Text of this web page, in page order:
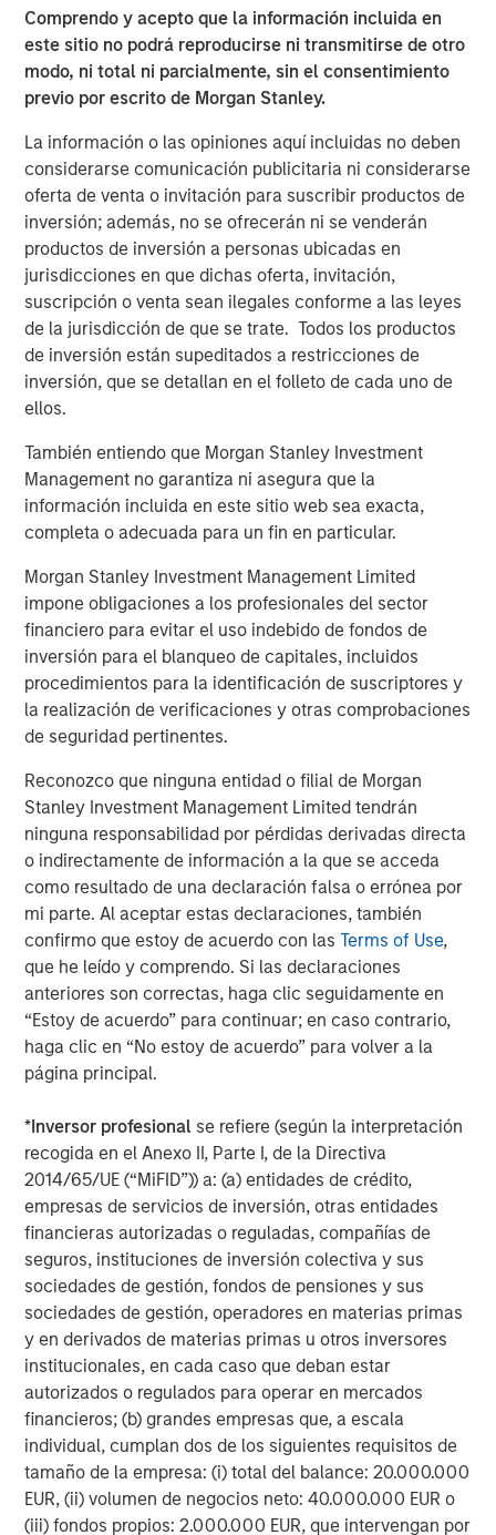
Comprendo y acepto que la información incluida en
este sitio no podrá reproducirse ni transmitirse de otro
modo, ni total ni parcialmente, sin el consentimiento
previo por escrito de Morgan Stanley.
La información o las opiniones aquí incluidas no deben
considerarse comunicación publicitaria ni considerarse
oferta de venta o invitación para suscribir productos de
inversión; además, no se ofrecerán ni se venderán
productos de inversión a personas ubicadas en
jurisdicciones en que dichas oferta, invitación,
suscripción o venta sean ilegales conforme a las leyes
de la jurisdicción de que se trate. Todos los productos
de inversión están supeditados a restricciones de
inversión, que se detallan en el folleto de cada uno de
ellos.
También entiendo que Morgan Stanley Investment
Management no garantiza ni asegura que la
información incluida en este sitio web sea exacta,
completa o adecuada para un fin en particular.
Morgan Stanley Investment Management Limited
impone obligaciones a los profesionales del sector
financiero para evitar el uso indebido de fondos de
inversión para el blanqueo de capitales, incluidos
procedimientos para la identificación de suscriptores y
la realización de verificaciones y otras comprobaciones
de seguridad pertinentes.
Reconozco que ninguna entidad o filial de Morgan
Stanley Investment Management Limited tendrán
ninguna responsabilidad por pérdidas derivadas directa
o indirectamente de información a la que se acceda
como resultado de una declaración falsa o errónea por
mi parte. Al aceptar estas declaraciones, también
confirmo que estoy de acuerdo con lasTerms of Use,
que he leído y comprendo. Si las declaraciones
anteriores son correctas, haga clic seguidamente en
“Estoy de acuerdo” para continuar; en caso contrario,
haga clic en “No estoy de acuerdo” para volver a la
página principal.
*Inversor profesional se refiere (según la interpretación
recogida en el Anexo II, Parte I, de la Directiva
2014/65/UE (“MiFID”)) a: (a) entidades de crédito,
empresas de servicios de inversión, otras entidades
financieras autorizadas o reguladas, compañías de
seguros, instituciones de inversión colectiva y sus
sociedades de gestión, fondos de pensiones y sus
sociedades de gestión, operadores en materias primas
y en derivados de materias primas u otros inversores
institucionales, en cada caso que deban estar
autorizados o regulados para operar en mercados
financieros; (b) grandes empresas que, a escala
individual, cumplan dos de los siguientes requisitos de
tamaño de la empresa: (i) total del balance: 20.000.000
EUR, (ii) volumen de negocios neto: 40.000.000 EUR o
(iii) fondos propios: 2.000.000 EUR, que intervengan por
factors contribute to housing affordability: financing cost
(or mortgage rate) and the cost of the house itself. It’s
unlikely the Trump administration wants existing home
prices to tank, as that may topple existing homeowners.
helps to have tighter agency mortgage backed securities
(MBS) spreads, and the bulk of newly created mortgages
flow through Fannie Mae and Freddie Mac. It also helps to
have lower Treasury yields, as most agency mortgages
are fixed rate and priced off the Treasury curve, but that
market is significantly larger and harder to manipulate.
But what can the Trump administration do to achieve
lower mortgage rates?
A Truth Social post late on Jan. 8 offered a potential
roadmap, as President Trump posted: “I am instructing
Mortgage Bonds.” In this case, the groups doing the
buying are the government-sponsored enterprises (GSEs)
Fannie Mae and Freddie Mac, which remain under
government conservatorship. Mortgage rates dropped
anticipated purchases, though the execution and pace of
these large-scale purchases by the GSEs are still being
clarified, impacting borrower affordability. Spreads
instantly tightened 5-10 basis points (bps) on Fannie and
Freddie bonds.
The agency MBS market, while not nearly as large as the
purchase, once complete, makes up over 2% of the
market. This is the government’s fourth foray into the
agency MBS market over the last 18 years, with the
previous three conducted by the Fed. Quantitative Easing
(QE) 1, the Fed's first large-scale asset purchase program
launched in late 2008 to combat the financial crisis,
ended in 2010 and added $1.25 trillion in agency MBS to
the Fed’s balance sheet. QE3, from 2012-2014, fattened
the Fed’s balance sheet by roughly $1 trillion in agency
MBS. QE4, launched in March 2020 during the COVID-19
pandemic to lower long-term rates and inject liquidity,
bolstered the Fed’s balance sheet by $1.4 trillion in
Federal Reserve Agency MBS Holdings
Source: New York Federal Reserve, Bloomberg. Data as of
12/31/2025